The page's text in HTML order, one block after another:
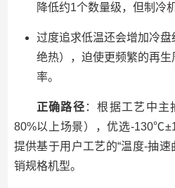
降低约1个数量级，但制冷
过度追求低温还会增加冷
绝热），迫使更频繁的再
率。
正确路径 ：根据工艺中主
80%以上场景），优选-
提供基于用户工艺的“温度-抽
销规格机型。